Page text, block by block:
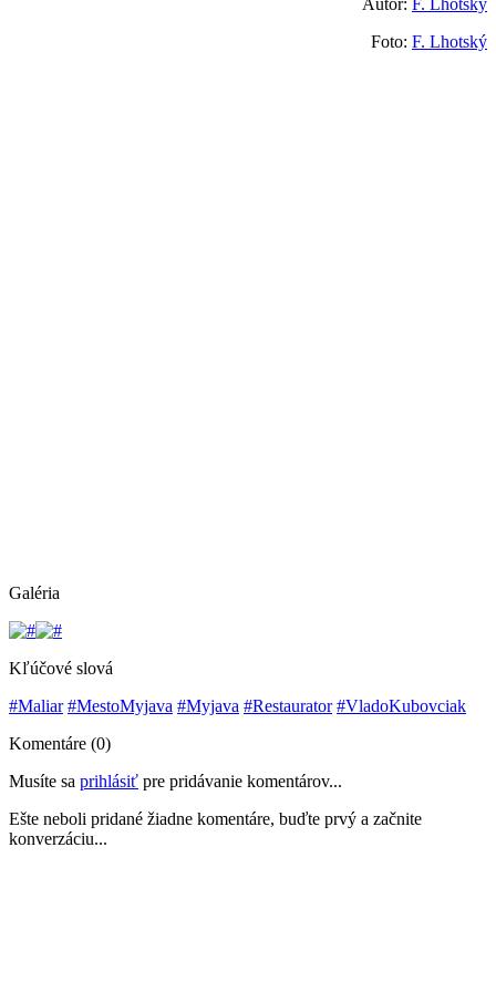
Autor: F. Lhotský
Foto: F. Lhotský
Galéria
Kľúčové slová
#Maliar #MestoMyjava #Myjava #Restaurator #VladoKubovciak
Komentáre (0)
Musíte sa prihlásiť pre pridávanie komentárov...
Ešte neboli pridané žiadne komentáre, buďte prvý a začnite
konverzáciu...